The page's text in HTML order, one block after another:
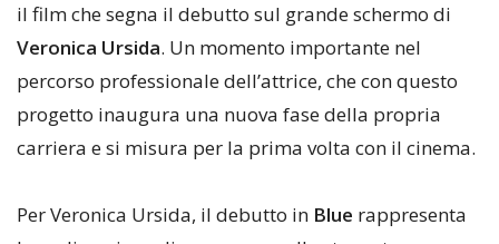
il film che segna il debutto sul grande schermo di
Veronica Ursida. Un momento importante nel
percorso professionale dell’attrice, che con questo
progetto inaugura una nuova fase della propria
carriera e si misura per la prima volta con il cinema.
Per Veronica Ursida, il debutto in Blue rappresenta